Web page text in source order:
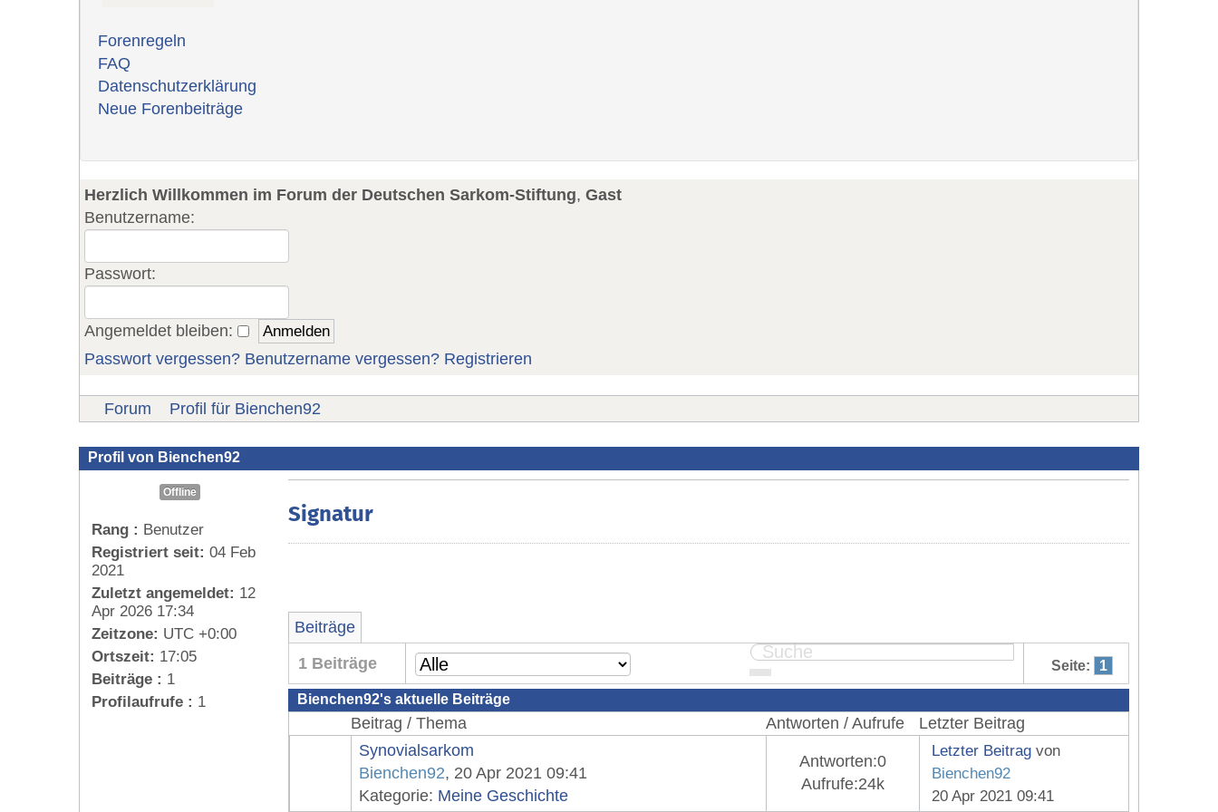
Forenregeln
FAQ
Datenschutzerklärung
Neue Forenbeiträge
Herzlich Willkommen im Forum der Deutschen Sarkom-Stiftung, Gast
Benutzername:
Passwort:
Angemeldet bleiben:
Passwort vergessen? Benutzername vergessen? Registrieren
Forum Profil für Bienchen92
Profil von Bienchen92
Offline
Rang : Benutzer
Registriert seit: 04 Feb
2021
Zuletzt angemeldet: 12
Apr 2026 17:34
Zeitzone: UTC +0:00
Ortszeit: 17:05
Beiträge : 1
Profilaufrufe : 1
Signatur
Beiträge
1 Beiträge
Seite: 1
Bienchen92's aktuelle Beiträge
Beitrag / Thema Antworten / Aufrufe
Letzter Beitrag
Synovialsarkom
Bienchen92, 20 Apr 2021 09:41
Kategorie: Meine Geschichte
Antworten:0
Aufrufe:24k
Letzter Beitrag von
Bienchen92
20 Apr 2021 09:41